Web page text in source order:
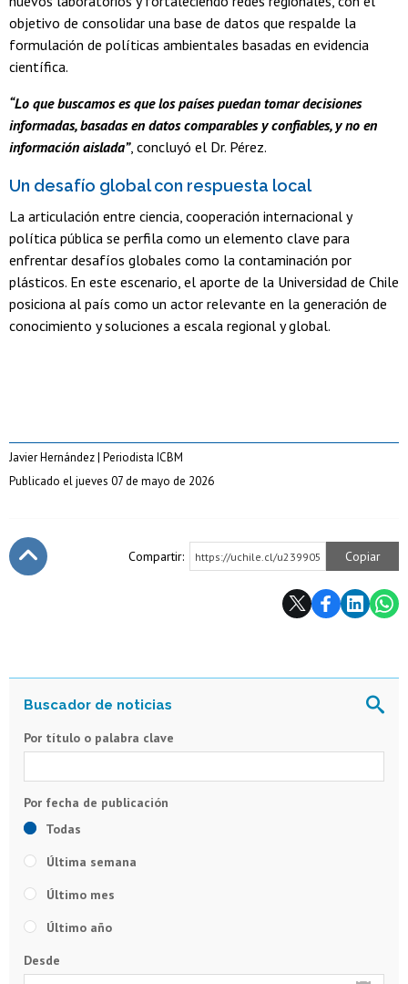
objetivo de consolidar una base de datos que respalde la
formulación de políticas ambientales basadas en evidencia
científica.
“Lo que buscamos es que los países puedan tomar decisiones
informadas, basadas en datos comparables y confiables, y no en
información aislada”, concluyó el Dr. Pérez.
Un desafío global con respuesta local
La articulación entre ciencia, cooperación internacional y
política pública se perfila como un elemento clave para
enfrentar desafíos globales como la contaminación por
plásticos. En este escenario, el aporte de la Universidad de Chile
posiciona al país como un actor relevante en la generación de
conocimiento y soluciones a escala regional y global.
Javier Hernández | Periodista ICBM
Publicado el jueves 07 de mayo de 2026
Compartir: https://uchile.cl/u239905 Copiar
Por título o palabra clave
Todas
Última semana
Último mes
Último año
Desde